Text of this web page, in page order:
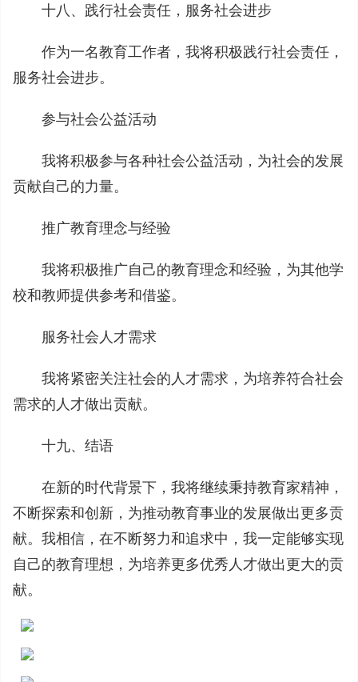
十八、践行社会责任，服务社会进步
作为一名教育工作者，我将积极践行社会责任，
服务社会进步。
参与社会公益活动
我将积极参与各种社会公益活动，为社会的发展
贡献自己的力量。
推广教育理念与经验
我将积极推广自己的教育理念和经验，为其他学
校和教师提供参考和借鉴。
服务社会人才需求
我将紧密关注社会的人才需求，为培养符合社会
需求的人才做出贡献。
十九、结语
在新的时代背景下，我将继续秉持教育家精神，
不断探索和创新，为推动教育事业的发展做出更多贡
献。我相信，在不断努力和追求中，我一定能够实现
自己的教育理想，为培养更多优秀人才做出更大的贡
献。